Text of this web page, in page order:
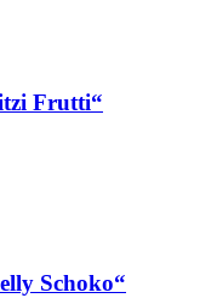
Frutti“
Schoko“